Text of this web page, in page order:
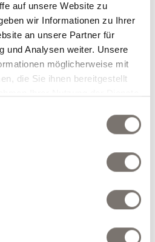
auf unsere Website zu
wir Informationen zu Ihrer
an unsere Partner für
und Analysen weiter. Unsere
möglicherweise mit
die Sie ihnen bereitgestellt
der Personen
*